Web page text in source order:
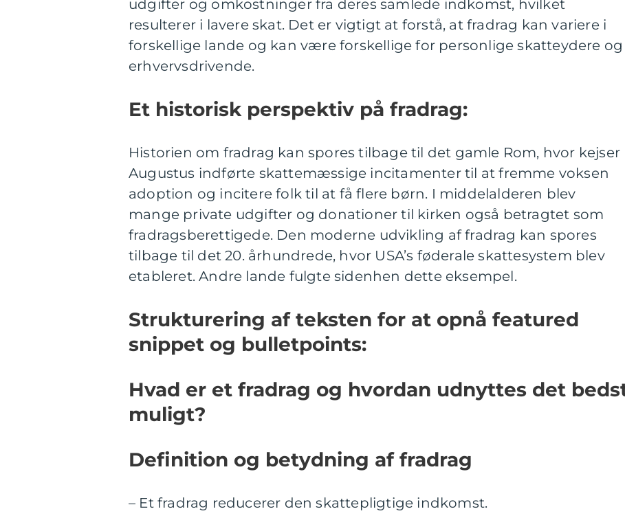
udgifter og omkostninger fra deres samlede indkomst, hvilket
resulterer i lavere skat. Det er vigtigt at forstå, at fradrag kan variere i
forskellige lande og kan være forskellige for personlige skatteydere og
erhvervsdrivende.
Et historisk perspektiv på fradrag:
Historien om fradrag kan spores tilbage til det gamle Rom, hvor kejser
Augustus indførte skattemæssige incitamenter til at fremme voksen
adoption og incitere folk til at få flere børn. I middelalderen blev
mange private udgifter og donationer til kirken også betragtet som
fradragsberettigede. Den moderne udvikling af fradrag kan spores
tilbage til det 20. århundrede, hvor USA’s føderale skattesystem blev
etableret. Andre lande fulgte sidenhen dette eksempel.
Strukturering af teksten for at opnå featured
snippet og bulletpoints:
Hvad er et fradrag og hvordan udnyttes det
muligt?
Definition og betydning af fradrag
– Et fradrag reducerer den skattepligtige indkomst.